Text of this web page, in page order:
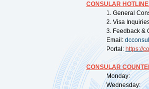
CONSULAR
1. General
2. Visa
3. Feedback &
Email:
Portal: https://
CONSULAR
Monday:
Wednesday: